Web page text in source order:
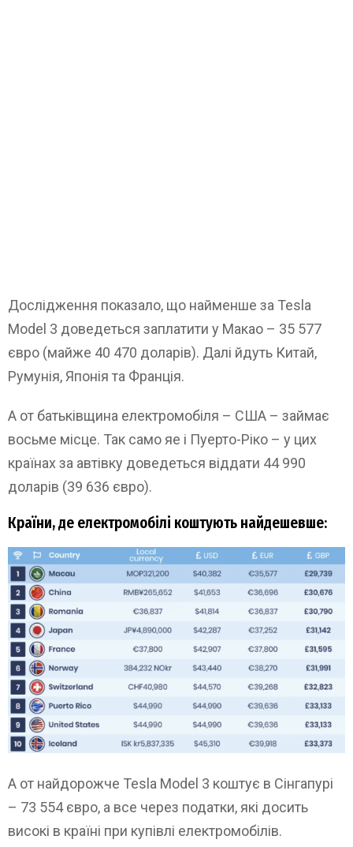
Дослідження показало, що найменше за Tesla
Model 3 доведеться заплатити у Макао – 35 577
євро (майже 40 470 доларів). Далі йдуть Китай,
Румунія, Японія та Франція.
А от батьківщина електромобіля – США – займає
восьме місце. Так само яе і Пуерто-Ріко – у цих
країнах за автівку доведеться віддати 44 990
доларів (39 636 євро).
Країни, де електромобілі коштують найдешевше:
А от найдорожче Tesla Model 3 коштує в Сінгапурі
– 73 554 євро, а все через податки, які досить
високі в країні при купівлі електромобілів.